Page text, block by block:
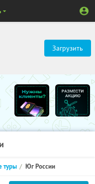
Загрузить
туры Юг России